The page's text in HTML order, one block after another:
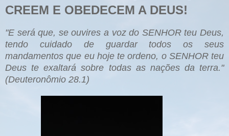
CREEM E OBEDECEM A DEUS!
"E será que, se ouvires a voz do SENHOR teu Deus,
tendo cuidado de guardar todos os seus
mandamentos que eu hoje te ordeno, o SENHOR teu
Deus te exaltará sobre todas as nações da terra."
(Deuteronômio 28.1)